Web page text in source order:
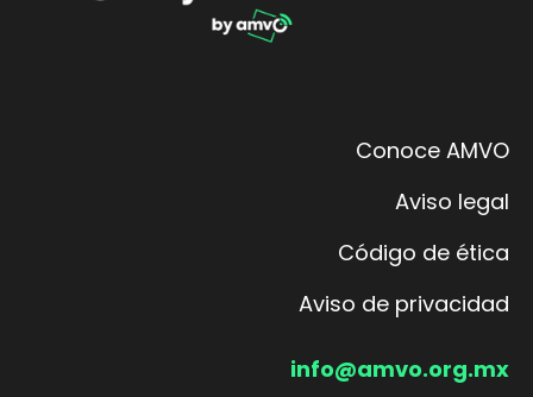
Conoce AMVO
Aviso legal
Código de ética
Aviso de privacidad
info@amvo.org.mx